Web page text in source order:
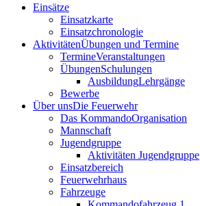
Einsätze
Einsatzkarte
Einsatzchronologie
AktivitätenÜbungen und Termine
TermineVeranstaltungen
ÜbungenSchulungen
AusbildungLehrgänge
Bewerbe
Über unsDie Feuerwehr
Das KommandoOrganisation
Mannschaft
Jugendgruppe
Aktivitäten Jugendgruppe
Einsatzbereich
Feuerwehrhaus
Fahrzeuge